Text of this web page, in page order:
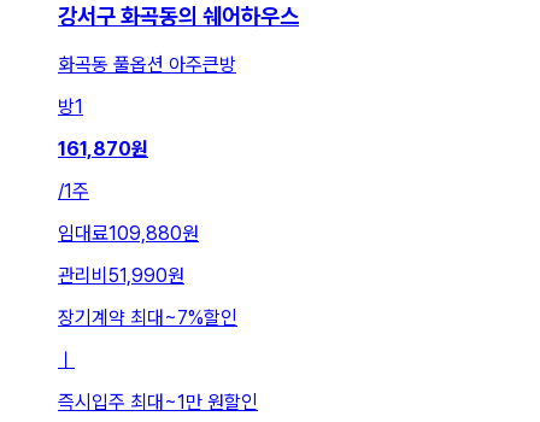
강서구 화곡동의 쉐어하우스
화곡동 풀옵션 아주큰방
방1
161,870원
/1주
임대료109,880원
관리비 51,990원
장기계약 최대~7%할인
ㅣ
즉시입주 최대~1만 원할인